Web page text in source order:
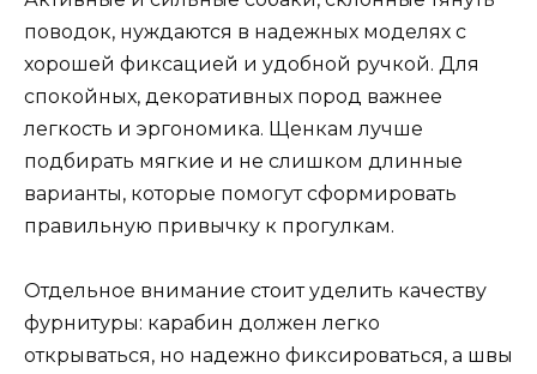
поводок, нуждаются в надежных моделях с
хорошей фиксацией и удобной ручкой. Для
спокойных, декоративных пород важнее
легкость и эргономика. Щенкам лучше
подбирать мягкие и не слишком длинные
варианты, которые помогут сформировать
правильную привычку к прогулкам.
Отдельное внимание стоит уделить качеству
фурнитуры: карабин должен легко
открываться, но надежно фиксироваться, а швы